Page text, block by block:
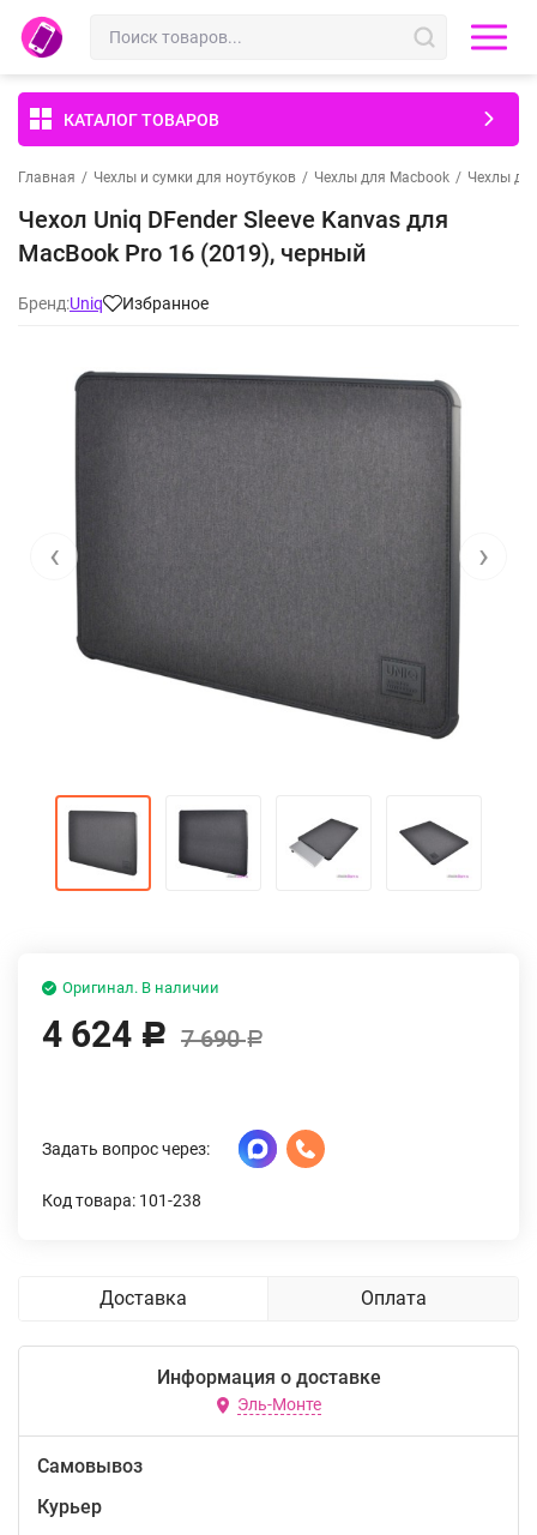
КАТАЛОГ ТОВАРОВ
Главная / Чехлы и сумки для ноутбуков / Чехлы для Macbook / Чехлы
Чехол Uniq DFender Sleeve Kanvas для
MacBook Pro 16 (2019), черный
Бренд:Uniq Избранное
‹ ›
Оригинал. В наличии
4 624 Р 7 690Р
Задать вопрос через:
Код товара: 101-238
Доставка Оплата
Информация о доставке
Эль-Монте
Самовывоз
Курьер